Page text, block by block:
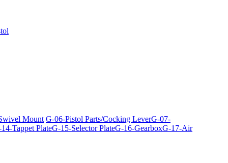
Mount G-06-Pistol Parts/Cocking LeverG-07-
Tappet PlateG-15-Selector PlateG-16-GearboxG-17-Air